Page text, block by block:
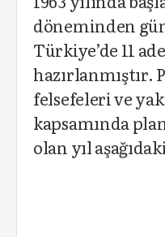
döneminden
Türkiye’de 11
hazırlanmıştır.
felsefeleri ve
kapsamında
olan yıl